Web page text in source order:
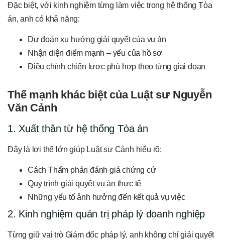
Đặc biệt, với kinh nghiệm từng làm việc trong hệ thống Tòa
án, anh có khả năng:
Dự đoán xu hướng giải quyết của vụ án
Nhận diện điểm mạnh – yếu của hồ sơ
Điều chỉnh chiến lược phù hợp theo từng giai đoạn
Thế mạnh khác biệt của Luật sư Nguyễn
Văn Cảnh
1. Xuất thân từ hệ thống Tòa án
Đây là lợi thế lớn giúp Luật sư Cảnh hiểu rõ:
Cách Thẩm phán đánh giá chứng cứ
Quy trình giải quyết vụ án thực tế
Những yếu tố ảnh hưởng đến kết quả vụ việc
2. Kinh nghiệm quản trị pháp lý doanh nghiệp
Từng giữ vai trò Giám đốc pháp lý, anh không chỉ giải quyết